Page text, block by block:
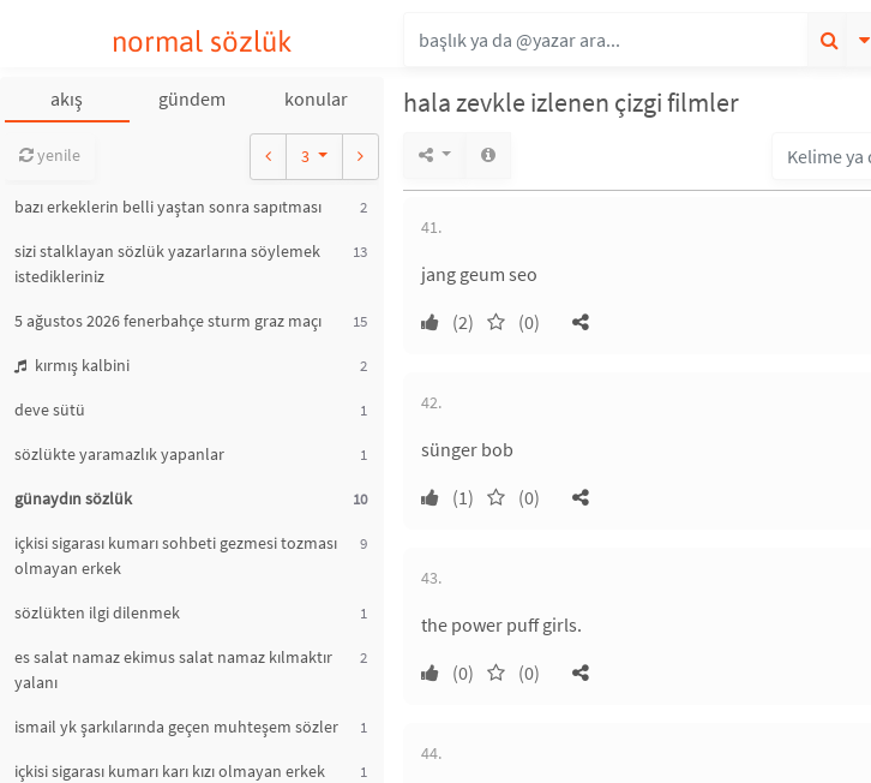
normal sözlük
akış gündem konular
yenile 3
bazı erkeklerin belli yaştan sonra sapıtması 2
sizi stalklayan sözlük yazarlarına söylemek
istedikleriniz
13
5 ağustos 2026 fenerbahçe sturm graz maçı 15
kırmış kalbini 2
deve sütü 1
sözlükte yaramazlık yapanlar 1
günaydın sözlük 10
içkisi sigarası kumarı sohbeti gezmesi tozması
olmayan erkek
9
sözlükten ilgi dilenmek 1
es salat namaz ekimus salat namaz kılmaktır
yalanı
2
ismail yk şarkılarında geçen muhteşem sözler 1
içkisi sigarası kumarı karı kızı olmayan erkek 1
hala zevkle izlenen çizgi filmler
41.
jang geum seo
(2)
(0)
42.
sünger bob
(1)
(0)
43.
the power puff girls.
(0)
(0)
44.